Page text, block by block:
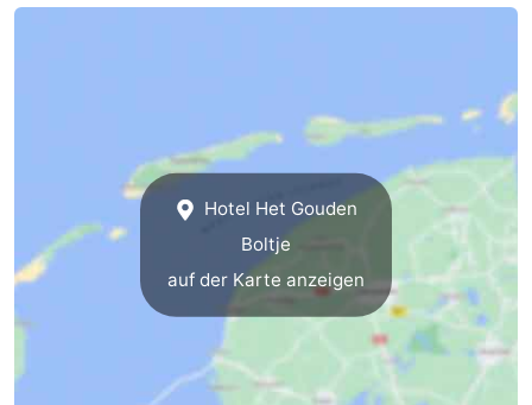
Sport
Wandern
Reiten
-
Hotel Het Gouden
Boltje
auf der Karte anzeigen